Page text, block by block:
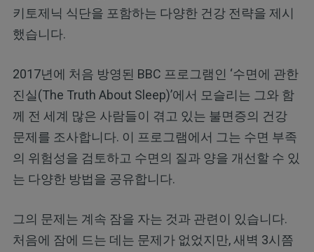
키토제닉 식단을 포함하는 다양한 건강 전략을 제시
했습니다.
2017년에 처음 방영된 BBC 프로그램인 ‘수면에 관한
진실(The Truth About Sleep)’에서 모슬리는 그와 함
께 전 세계 많은 사람들이 겪고 있는 불면증의 건강
문제를 조사합니다. 이 프로그램에서 그는 수면 부족
의 위험성을 검토하고 수면의 질과 양을 개선할 수 있
는 다양한 방법을 공유합니다.
그의 문제는 계속 잠을 자는 것과 관련이 있습니다.
처음에 잠에 드는 데는 문제가 없었지만, 새벽 3시쯤